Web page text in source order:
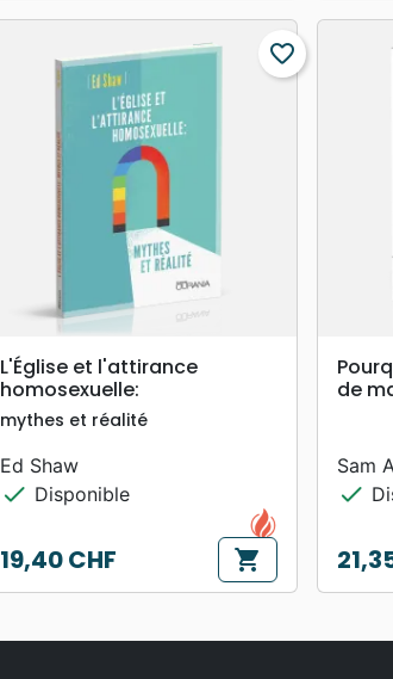
APERÇU RAPIDE
favorite_border
L'Église et l'attirance
homosexuelle:
mythes et réalité
Ed Shaw
check Disponible
Prix
19,40 CHF shopping_cart
de
Sam
check
Prix